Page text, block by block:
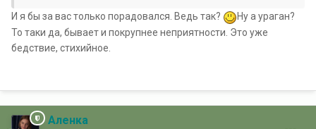
И я бы за вас только порадовался. Ведь так?
Ну а ураган?
То таки да, бывает и покрупнее неприятности. Это уже
бедствие, стихийное.
Аленка